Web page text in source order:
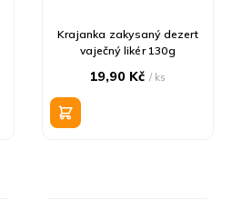
Krajanka zakysaný dezert
vaječný likér 130g
19,90 Kč/ ks